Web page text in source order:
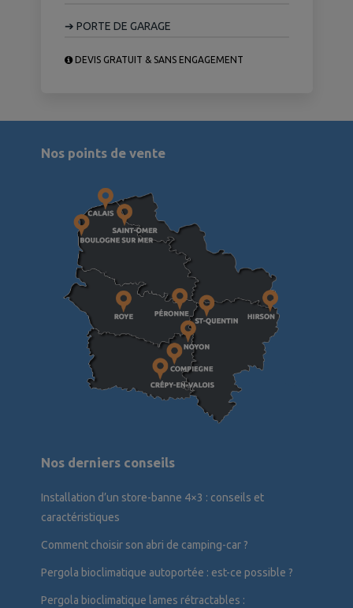
➔ PORTE DE GARAGE
DEVIS GRATUIT & SANS ENGAGEMENT
Nos points de vente
Nos derniers conseils
Installation d’un store-banne 4×3 : conseils et
caractéristiques
Comment choisir son abri de camping-car ?
Pergola bioclimatique autoportée : est-ce possible ?
Pergola bioclimatique lames rétractables :